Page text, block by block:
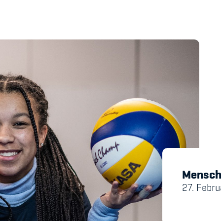
Manual / FAQ
Diversität &
Infomails
Kinderbetreuung
Schwangerschaft
27.